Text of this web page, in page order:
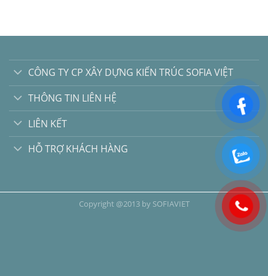
CÔNG TY CP XÂY DỰNG KIẾN TRÚC SOFIA VIỆT
THÔNG TIN LIÊN HỆ
LIÊN KẾT
HỖ TRỢ KHÁCH HÀNG
Copyright @2013 by SOFIAVIET